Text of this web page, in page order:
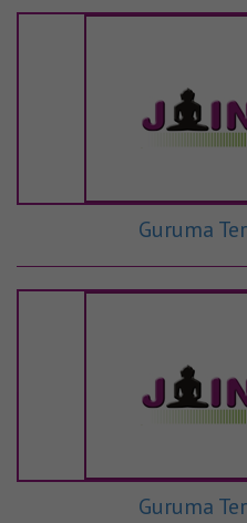
Guruma
Guruma